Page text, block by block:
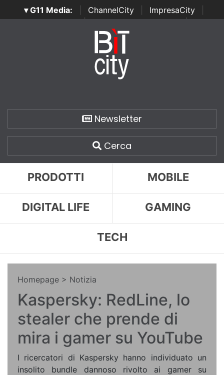
▾ G11 Media: ChannelCity ImpresaCity
SecurityOpenLab | Italian Channel Awards | Italian
Italian Security Awards
Newsletter
Cerca
PRODOTTI MOBILE
DIGITAL LIFE GAMING
TECH
Homepage > Notizia
Kaspersky: RedLine, lo
stealer che prende di
mira i gamer su YouTube
I ricercatori di Kaspersky hanno individuato un
insolito bundle dannoso rivolto ai gamer su